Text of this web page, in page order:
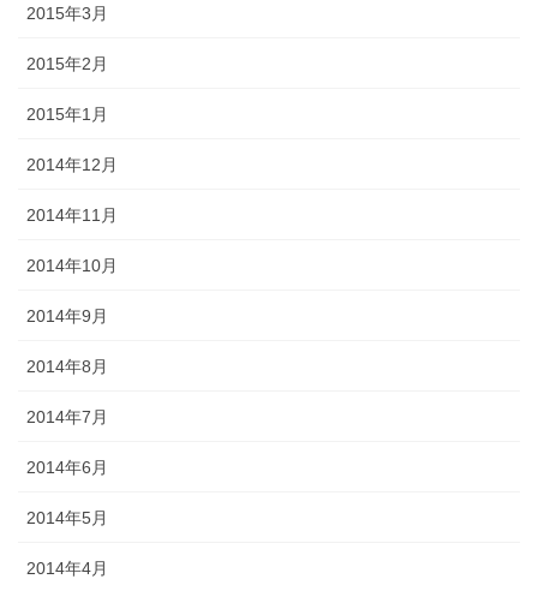
2015年3月
2015年2月
2015年1月
2014年12月
2014年11月
2014年10月
2014年9月
2014年8月
2014年7月
2014年6月
2014年5月
2014年4月